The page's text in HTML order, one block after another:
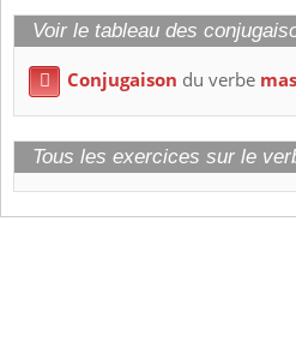
Voir le tableau des
 Conjugaison du verbe
Tous les exercices sur le